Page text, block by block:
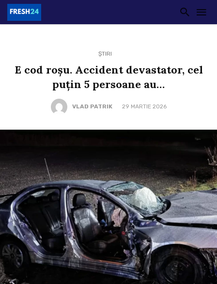
ȘTIRI
E cod roșu. Accident devastator, cel
puțin 5 persoane au…
VLAD PATRIK 29 MARTIE 2026